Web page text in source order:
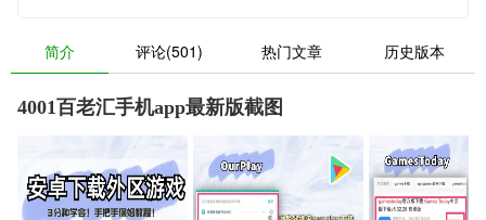
简介 评论(501) 热门文章 历史版本
4001百老汇手机app最新版截图